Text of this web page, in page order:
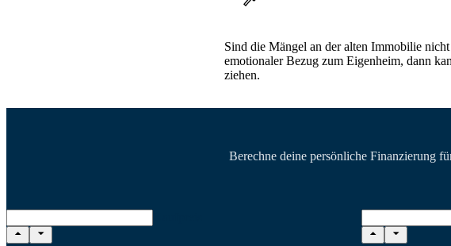
Sind die Mängel an der alten Immobilie
emotionaler Bezug zum Eigenheim, dann
ziehen.
Berechne deine persönliche Finanzierung